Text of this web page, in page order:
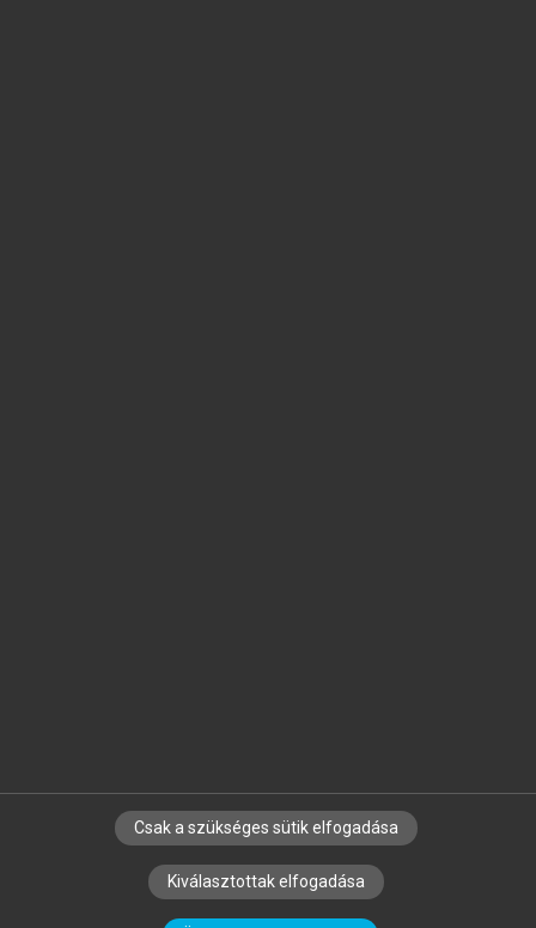
SZERZŐKNEK CÉGEKNEK KÖNYVTÁROSOKNAK
SZERKESZTÉSI ÉS LEKTORÁLÁSI ALAPELVEK
Csak a szükséges sütik elfogadása
Kiválasztottak elfogadása